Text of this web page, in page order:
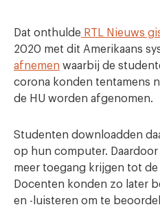
Dat onthulde RTL Nieuws
2020 met dit Amerikaans
afnemen waarbij de
corona konden tentamens
de HU worden afgenomen.
Studenten downloadden
op hun computer.
meer toegang krijgen tot
Docenten konden zo later
en -luisteren om te